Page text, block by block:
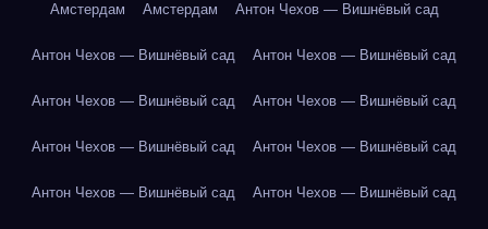
Амстердам Амстердам Антон Чехов — Вишнёвый сад
Антон Чехов — Вишнёвый сад Антон Чехов — Вишнёвый сад
Антон Чехов — Вишнёвый сад Антон Чехов — Вишнёвый сад
Антон Чехов — Вишнёвый сад Антон Чехов — Вишнёвый сад
Антон Чехов — Вишнёвый сад Антон Чехов — Вишнёвый сад